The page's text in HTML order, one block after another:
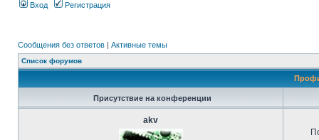
Вход Регистрация
Сообщения без ответов | Активные темы
Список форумов
Присутствие на конференции
akv